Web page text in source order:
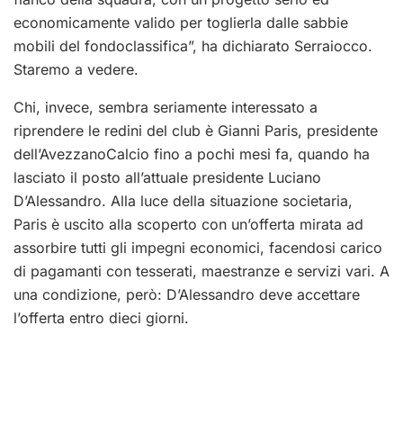
economicamente valido per toglierla dalle sabbie
mobili del fondoclassifica”, ha dichiarato Serraiocco.
Staremo a vedere.
Chi, invece, sembra seriamente interessato a
riprendere le redini del club è Gianni Paris, presidente
dell’AvezzanoCalcio fino a pochi mesi fa, quando ha
lasciato il posto all’attuale presidente Luciano
D’Alessandro. Alla luce della situazione societaria,
Paris è uscito alla scoperto con un’offerta mirata ad
assorbire tutti gli impegni economici, facendosi carico
di pagamanti con tesserati, maestranze e servizi vari. A
una condizione, però: D’Alessandro deve accettare
l’offerta entro dieci giorni.